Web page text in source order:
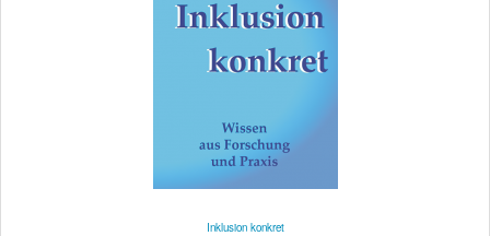
Inklusion konkret